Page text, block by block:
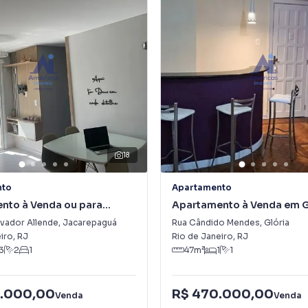
18
à Venda ou para
Jacarepaguá
Allende, Jacarepaguá
, RJ
2 1
Venda
Apartamento
Apartamento à Venda em
Rua Cândido Mendes, Glória
Rio de Janeiro, RJ
47m² 1 1
R$ 470.000,00Venda